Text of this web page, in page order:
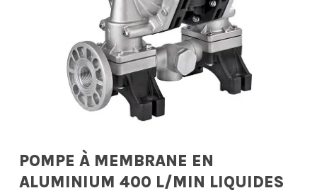
POMPE À MEMBRANE EN
ALUMINIUM 400 L/MIN LIQUIDES